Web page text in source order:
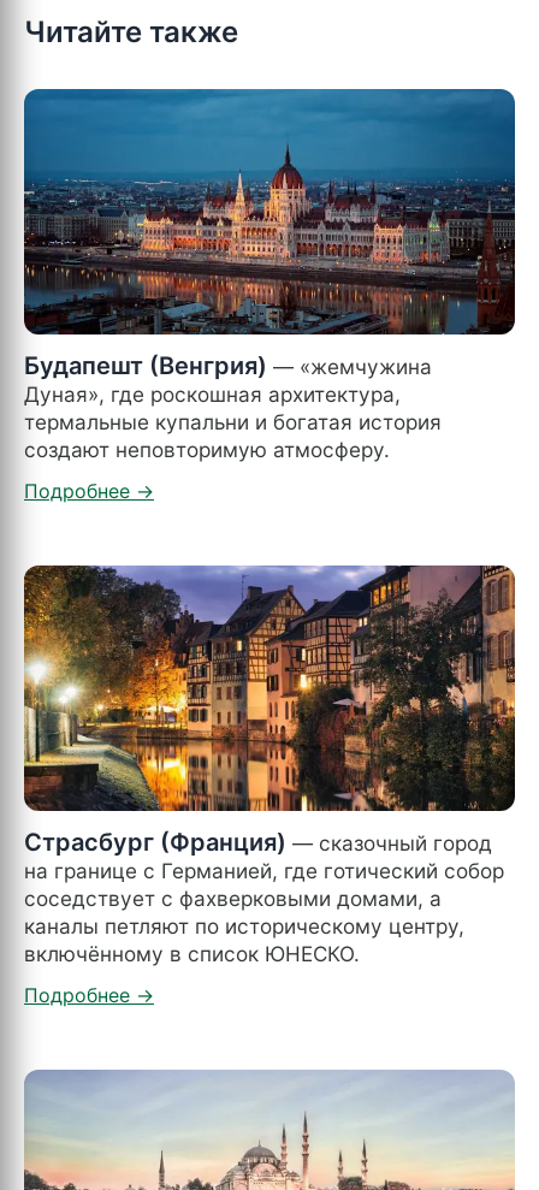
Читайте также
Будапешт (Венгрия) — «жемчужина
Дуная», где роскошная архитектура,
термальные купальни и богатая история
создают неповторимую атмосферу.
Страсбург (Франция) — сказочный город
на границе с Германией, где готический собор
соседствует с фахверковыми домами, а
каналы петляют по историческому центру,
включённому в список ЮНЕСКО.